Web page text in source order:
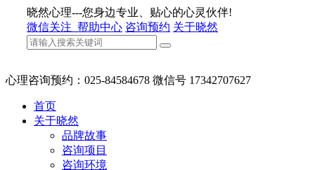
晓然心理---您身边专业、贴心的心灵伙伴!
微信关注 帮助中心 咨询预约 关于晓然
心理咨询预约：025-84584678 微信号 17342707627
首页
关于晓然
品牌故事
咨询项目
咨询环境